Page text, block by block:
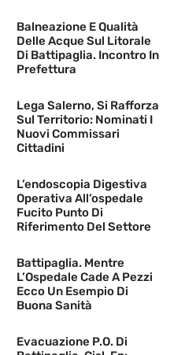
Balneazione E Qualità
Delle Acque Sul Litorale
Di Battipaglia. Incontro In
Prefettura
Lega Salerno, Si Rafforza
Sul Territorio: Nominati I
Nuovi Commissari
Cittadini
L’endoscopia Digestiva
Operativa All’ospedale
Fucito Punto Di
Riferimento Del Settore
Battipaglia. Mentre
L’Ospedale Cade A Pezzi
Ecco Un Esempio Di
Buona Sanità
Evacuazione P.O. Di